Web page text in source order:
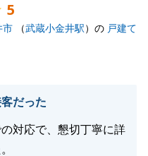
5
市 （武蔵小金井駅）の 戸建て
だった
対応で、懇切丁寧に詳